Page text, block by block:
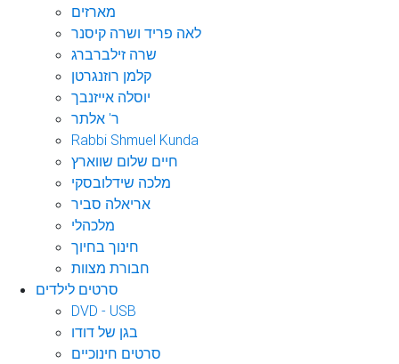
מארזים
לאה פריד ושרה קיסנר
שרה זילברברג
קלמן רוזנגרטן
יוסלה אייזנבך
ר' אלתר
Rabbi Shmuel Kunda
חיים שלום שווארץ
מלכה שידלובסקי
אריאלה סביר
מלכהלי
חינוך בחיוך
חבורת מצוות
סרטים לילדים
DVD - USB
בגן של דודו
סרטים חינוכיים